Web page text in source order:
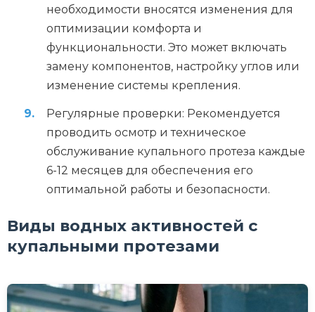
необходимости вносятся изменения для
оптимизации комфорта и
функциональности. Это может включать
замену компонентов, настройку углов или
изменение системы крепления.
Регулярные проверки: Рекомендуется
проводить осмотр и техническое
обслуживание купального протеза каждые
6-12 месяцев для обеспечения его
оптимальной работы и безопасности.
Виды водных активностей с
купальными протезами